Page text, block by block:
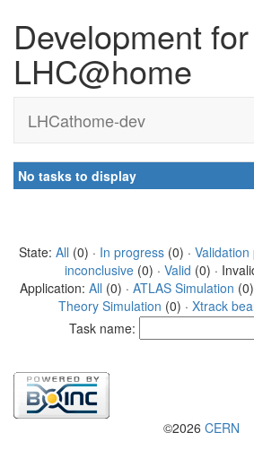
Development for
LHC@home
LHCathome-dev
No tasks to display
State: All (0) · In progress(0) · Validation
inconclusive (0) · Valid (0) ·
Application: All (0) · ATLAS Simulation
Theory Simulation (0) · Xtrack
Task name:
©2026 CERN